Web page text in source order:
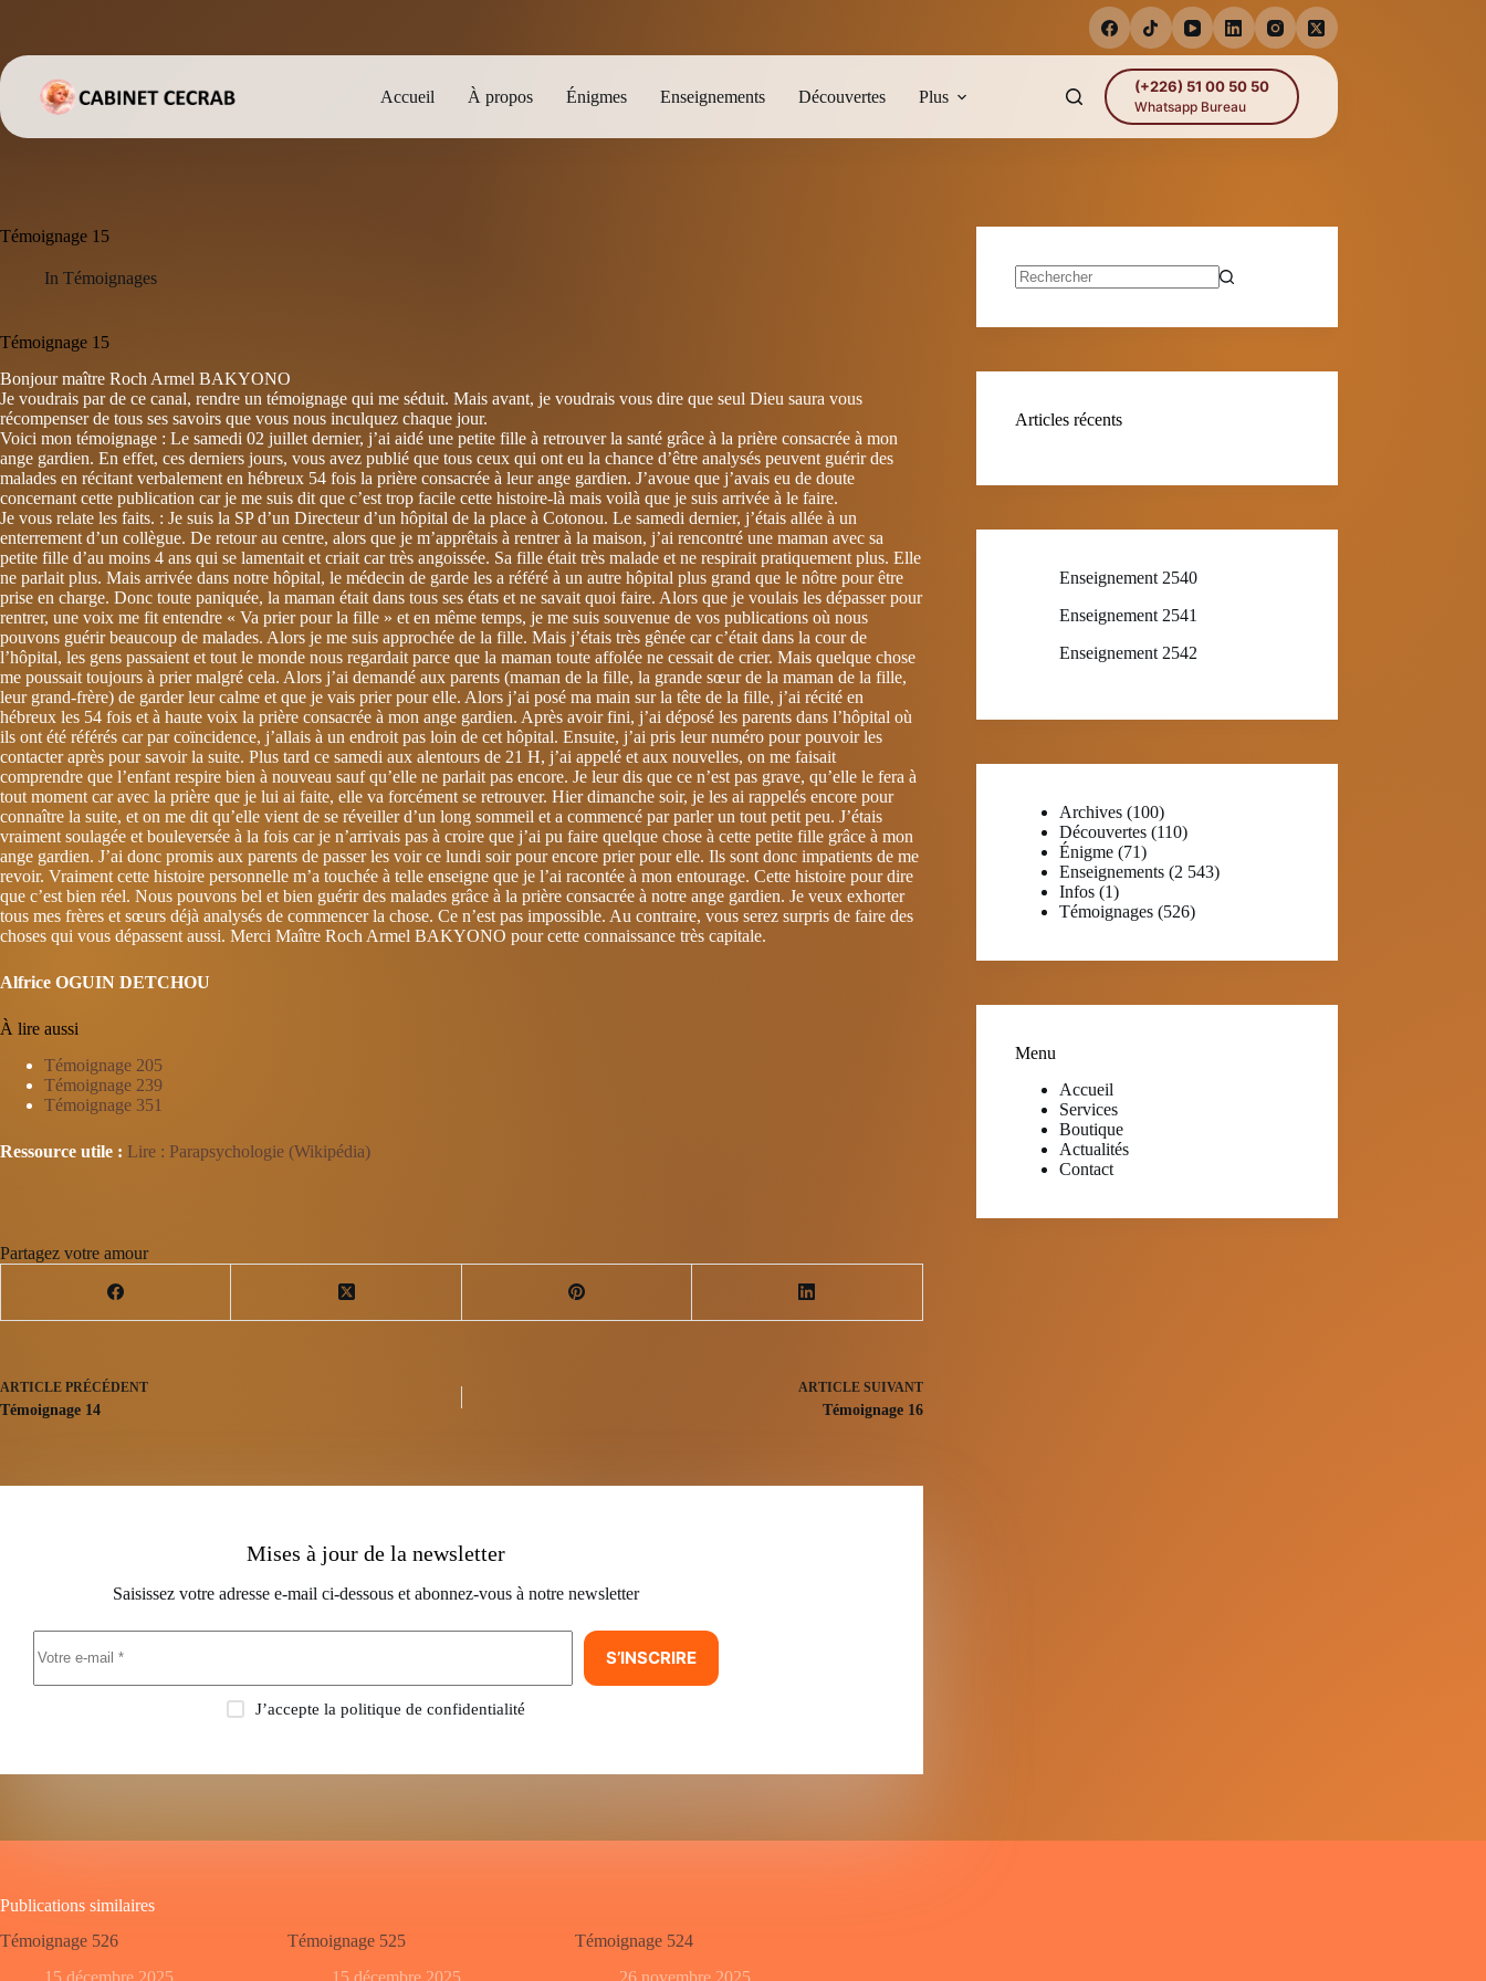
Accueil À propos Énigmes Enseignements Découvertes Plus
(+226) 51 00 50 50
Whatsapp Bureau
Témoignage 15
In Témoignages
Témoignage 15
Bonjour maître Roch Armel BAKYONO
Je voudrais par de ce canal, rendre un témoignage qui me séduit. Mais avant, je voudrais vous dire que seul Dieu saura vous
récompenser de tous ses savoirs que vous nous inculquez chaque jour.
Voici mon témoignage : Le samedi 02 juillet dernier, j’ai aidé une petite fille à retrouver la santé grâce à la prière consacrée à mon
ange gardien. En effet, ces derniers jours, vous avez publié que tous ceux qui ont eu la chance d’être analysés peuvent guérir des
malades en récitant verbalement en hébreux 54 fois la prière consacrée à leur ange gardien. J’avoue que j’avais eu de doute
concernant cette publication car je me suis dit que c’est trop facile cette histoire-là mais voilà que je suis arrivée à le faire.
Je vous relate les faits. : Je suis la SP d’un Directeur d’un hôpital de la place à Cotonou. Le samedi dernier, j’étais allée à un
enterrement d’un collègue. De retour au centre, alors que je m’apprêtais à rentrer à la maison, j’ai rencontré une maman avec sa
petite fille d’au moins 4 ans qui se lamentait et criait car très angoissée. Sa fille était très malade et ne respirait pratiquement plus. Elle
ne parlait plus. Mais arrivée dans notre hôpital, le médecin de garde les a référé à un autre hôpital plus grand que le nôtre pour être
prise en charge. Donc toute paniquée, la maman était dans tous ses états et ne savait quoi faire. Alors que je voulais les dépasser pour
rentrer, une voix me fit entendre « Va prier pour la fille » et en même temps, je me suis souvenue de vos publications où nous
pouvons guérir beaucoup de malades. Alors je me suis approchée de la fille. Mais j’étais très gênée car c’était dans la cour de
l’hôpital, les gens passaient et tout le monde nous regardait parce que la maman toute affolée ne cessait de crier. Mais quelque chose
me poussait toujours à prier malgré cela. Alors j’ai demandé aux parents (maman de la fille, la grande sœur de la maman de la fille,
leur grand-frère) de garder leur calme et que je vais prier pour elle. Alors j’ai posé ma main sur la tête de la fille, j’ai récité en
hébreux les 54 fois et à haute voix la prière consacrée à mon ange gardien. Après avoir fini, j’ai déposé les parents dans l’hôpital où
ils ont été référés car par coïncidence, j’allais à un endroit pas loin de cet hôpital. Ensuite, j’ai pris leur numéro pour pouvoir les
contacter après pour savoir la suite. Plus tard ce samedi aux alentours de 21 H, j’ai appelé et aux nouvelles, on me faisait
comprendre que l’enfant respire bien à nouveau sauf qu’elle ne parlait pas encore. Je leur dis que ce n’est pas grave, qu’elle le fera à
tout moment car avec la prière que je lui ai faite, elle va forcément se retrouver. Hier dimanche soir, je les ai rappelés encore pour
connaître la suite, et on me dit qu’elle vient de se réveiller d’un long sommeil et a commencé par parler un tout petit peu. J’étais
vraiment soulagée et bouleversée à la fois car je n’arrivais pas à croire que j’ai pu faire quelque chose à cette petite fille grâce à mon
ange gardien. J’ai donc promis aux parents de passer les voir ce lundi soir pour encore prier pour elle. Ils sont donc impatients de me
revoir. Vraiment cette histoire personnelle m’a touchée à telle enseigne que je l’ai racontée à mon entourage. Cette histoire pour dire
que c’est bien réel. Nous pouvons bel et bien guérir des malades grâce à la prière consacrée à notre ange gardien. Je veux exhorter
tous mes frères et sœurs déjà analysés de commencer la chose. Ce n’est pas impossible. Au contraire, vous serez surpris de faire des
choses qui vous dépassent aussi. Merci Maître Roch Armel BAKYONO pour cette connaissance très capitale.
Alfrice OGUIN DETCHOU
À lire aussi
Témoignage 205
Témoignage 239
Témoignage 351
Ressource utile : Lire : Parapsychologie (Wikipédia)
Partagez votre amour
ARTICLE PRÉCÉDENT
Témoignage 14
ARTICLESUIVANT
Témoignage 16
Mises à jour de la newsletter
Saisissez votre adresse e-mail ci-dessous et abonnez-vous à notre newsletter
S’INSCRIRE
J’accepte la politique de confidentialité
Articles récents
Enseignement 2540
Enseignement 2541
Enseignement 2542
Archives (100)
Découvertes (110)
Énigme (71)
Enseignements (2 543)
Infos (1)
Témoignages (526)
Menu
Accueil
Services
Boutique
Actualités
Contact
Publications similaires
Témoignage 526
Témoignage 525
Témoignage 524